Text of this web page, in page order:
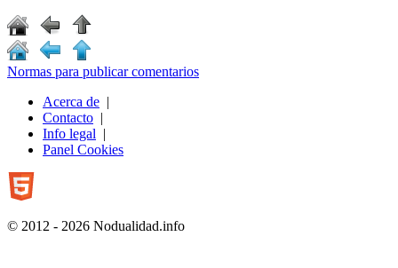
Normas para publicar comentarios
Acerca de |
Contacto |
Info legal |
Panel Cookies
© 2012 - 2026 Nodualidad.info